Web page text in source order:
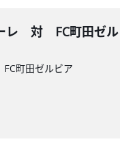
レ 対 FC町田ゼ
町田ゼルビア